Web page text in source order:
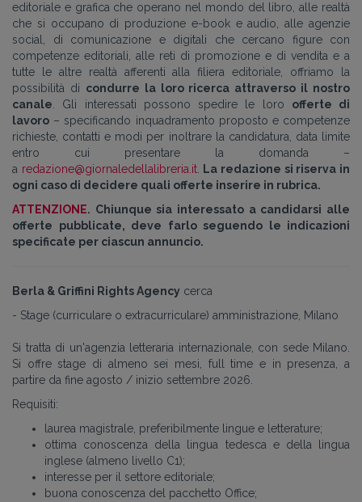
editoriale e grafica che operano nel mondo del libro, alle realtà
che si occupano di produzione e-book e audio, alle agenzie
social, di comunicazione e digitali che cercano figure con
competenze editoriali, alle reti di promozione e di vendita e a
tutte le altre realtà afferenti alla filiera editoriale, offriamo la
possibilità di condurre la loro ricerca attraverso il nostro
canale . Gli interessati possono spedire le loro offerte di
lavoro – specificando inquadramento proposto e competenze
richieste, contatti e modi per inoltrare la candidatura, data limite
entro cui presentare la domanda –
a redazione@giornaledellalibreria.it.
La redazione si riserva in
ogni caso di decidere quali offerte inserire in rubrica.
ATTENZIONE. Chiunque sia interessato a candidarsi alle
offerte pubblicate, deve farlo seguendo le indicazioni
specificate per ciascun annuncio.
Berla & Griffini Rights Agency cerca
- Stage (curriculare o extracurriculare) amministrazione, Milano
Si tratta di un'agenzia letteraria internazionale, con sede Milano.
Si offre stage di almeno sei mesi, full time e in presenza, a
partire da fine agosto / inizio settembre 2026.
Requisiti:
laurea magistrale, preferibilmente lingue e letterature;
ottima conoscenza della lingua tedesca e della lingua
inglese (almeno livello C1);
interesse per il settore editoriale;
buona conoscenza del pacchetto Office;